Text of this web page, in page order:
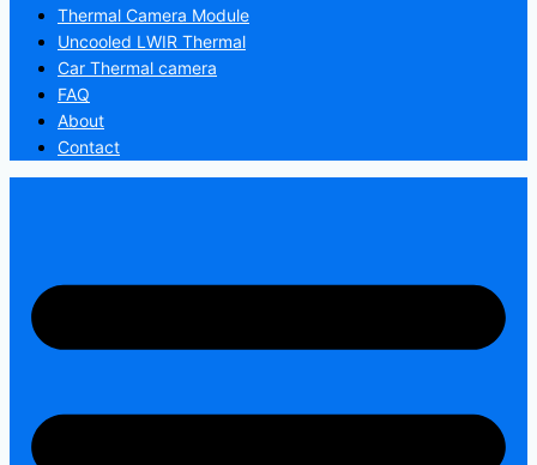
Thermal Camera Module
Uncooled LWIR Thermal
Car Thermal camera
FAQ
About
Contact